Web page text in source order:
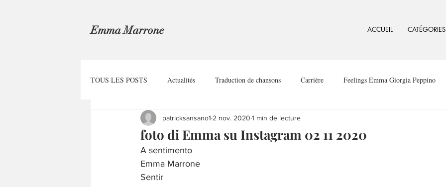
Emma Marrone ACCUEIL CATÉGORIES
TOUS LES POSTS Actualités Traduction de chansons Carrière Feelings Emma Giorgia Peppino
foto di Emma su Instagram 02 11 2020
patricksansano1 2 nov. 2020 1 min de lecture
A sentimento
Emma Marrone
Sentir